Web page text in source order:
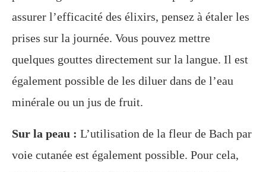
assurer l’efficacité des élixirs, pensez à étaler les
prises sur la journée. Vous pouvez mettre
quelques gouttes directement sur la langue. Il est
également possible de les diluer dans de l’eau
minérale ou un jus de fruit.
Sur la peau : L’utilisation de la fleur de Bach par
voie cutanée est également possible. Pour cela,